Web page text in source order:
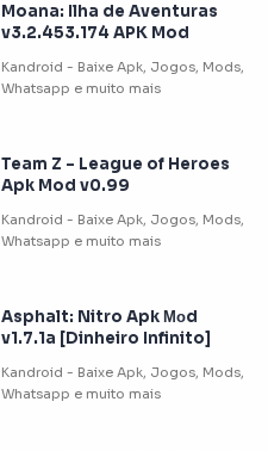
Moana: Ilha de Aventuras
v3.2.453.174 APK Mod
Team Z – League of Heroes
Apk Mod v0.99
Asphalt: Nitro Apk Моd
v1.7.1a [Dinheiro Infinito]